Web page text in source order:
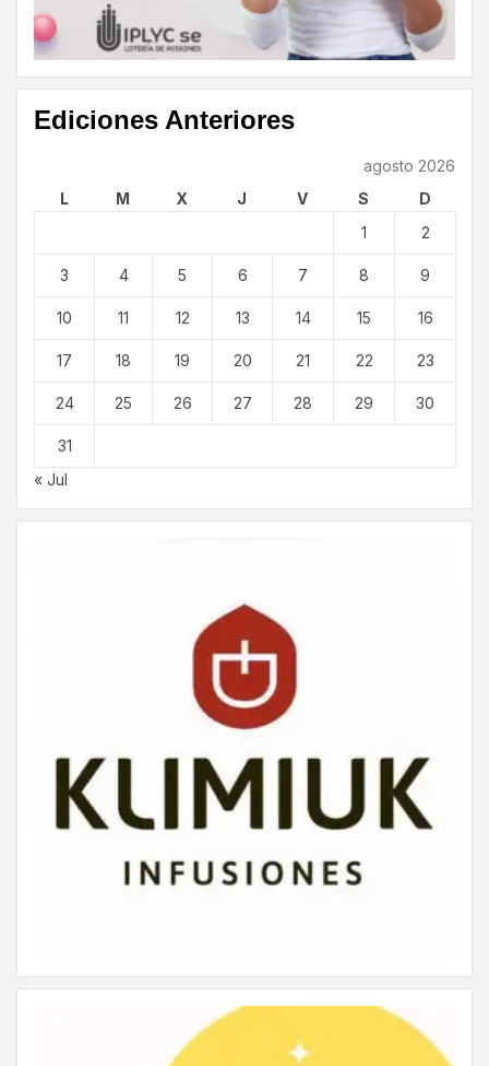
Ediciones Anteriores
agosto 2026
L
M X J V S
D
1
2
3 4 5 6 7 8 9
10 11 12 13 14 15 16
17 18 19 20 21 22 23
24 25 26 27 28 29 30
31
« Jul